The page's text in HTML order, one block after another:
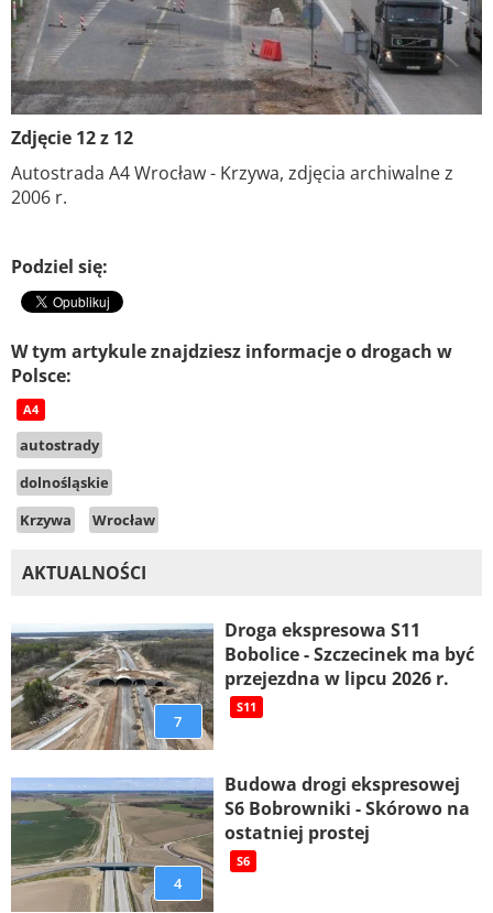
Zdjęcie 12 z 12
Autostrada A4 Wrocław - Krzywa, zdjęcia archiwalne z
2006 r.
Podziel się:
W tym artykule znajdziesz informacje o drogach w
Polsce:
A4
autostrady
dolnośląskie
Krzywa
Wrocław
AKTUALNOŚCI
7
Droga ekspresowa S11
Bobolice - Szczecinek ma być
przejezdna w lipcu 2026 r.
S11
4
Budowa drogi ekspresowej
S6 Bobrowniki - Skórowo na
ostatniej prostej
S6